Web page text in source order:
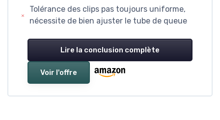
Tolérance des clips pas toujours uniforme,
nécessite de bien ajuster le tube de queue
Lire la conclusion complète
Voir l'offre